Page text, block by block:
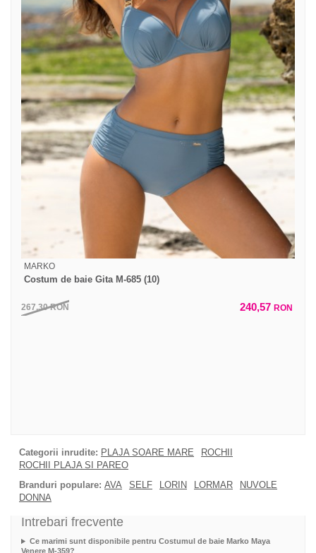
MARKO
Costum de baie Gita M-685 (10)
267,30RON 240,57 RON
Categorii inrudite: PLAJA SOARE MARE
ROCHII
ROCHII PLAJA SI PAREO
Branduri populare: AVA SELF LORIN LORMAR
NUVOLE
DONNA
Intrebari frecvente
Ce marimi sunt disponibile pentru Costumul de baie Marko Maya
Venere M-359?